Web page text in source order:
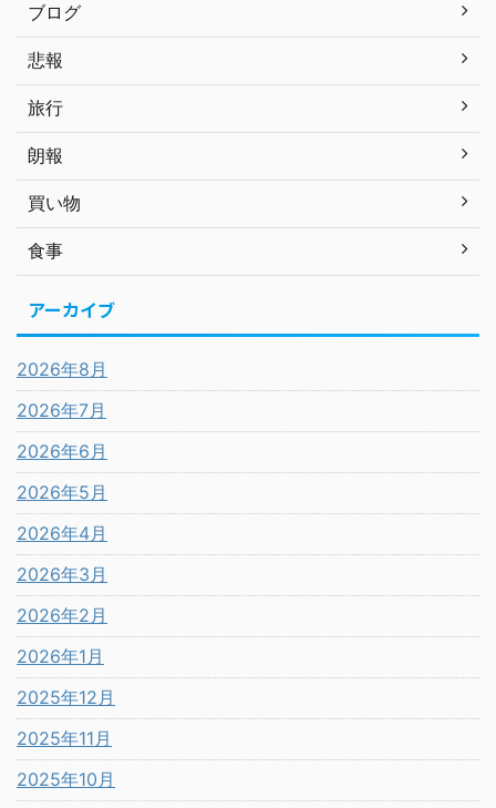
ブログ
悲報
旅行
朗報
買い物
食事
アーカイブ
2026年8月
2026年7月
2026年6月
2026年5月
2026年4月
2026年3月
2026年2月
2026年1月
2025年12月
2025年11月
2025年10月